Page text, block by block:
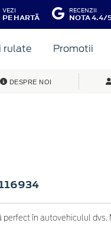
VEZI
PE HARTĂ
RECENZII
NOTA 4.4/
rulate Promotii
DESPRE NOI
în autovehiculul